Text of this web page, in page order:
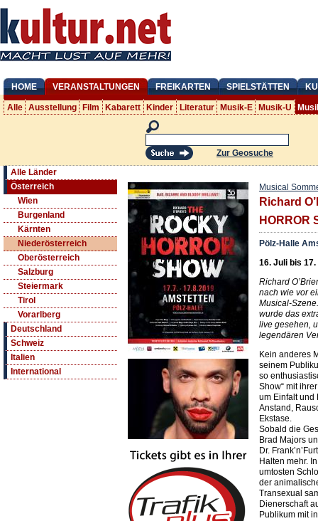
HOME VERANSTALTUNGEN FREIKARTEN SPIELSTÄTTEN
Alle Ausstellung Film Kabarett Kinder Literatur Musik-E Musik-U
Zur Geosuche
Alle Länder
Österreich
Wien
Burgenland
Kärnten
Niederösterreich
Oberösterreich
Salzburg
Steiermark
Tirol
Vorarlberg
Deutschland
Schweiz
Italien
International
Musical
Richard
HORROR
Pölz-Halle
16. Juli bis
Richard
nach wie vor
Musical-
wurde das
live gesehen,
legendären
Kein anderes
seinem
so
Show“ mit
um Einfalt und
Anstand,
Ekstase.
Sobald die
Brad Majors
Dr.
Halten mehr.
umtosten
der
Transexual
Dienerschaft
Publikum mit